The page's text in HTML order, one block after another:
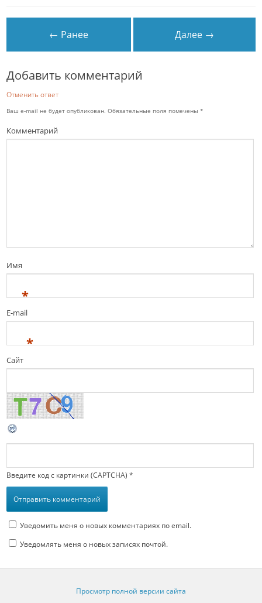
← Ранее Далее →
Добавить комментарий
Отменить ответ
Ваш e-mail не будет опубликован. Обязательные поля помечены*
Комментарий
Имя
*
E-mail
*
Сайт
Введите код с картинки (CAPTCHA) *
Уведомить меня о новых комментариях по email.
Уведомлять меня о новых записях почтой.
Просмотр полной версии сайта